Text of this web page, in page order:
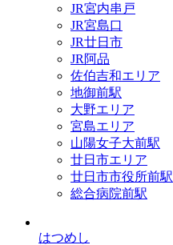
JR宮内串戸
JR宮島口
JR廿日市
JR阿品
佐伯吉和エリア
地御前駅
大野エリア
宮島エリア
山陽女子大前駅
廿日市エリア
廿日市市役所前駅
総合病院前駅
はつめし